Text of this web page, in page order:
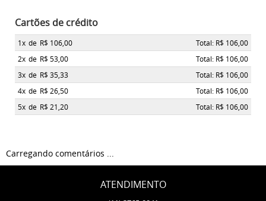
Cartões de crédito
1x de R$ 106,00
Total: R$ 106,00
2x de R$ 53,00
Total: R$ 106,00
3x de R$ 35,33
Total: R$ 106,00
4x de R$ 26,50
Total: R$ 106,00
5x de R$ 21,20 Total: R$ 106,00
Carregando comentários ...
ATENDIMENTO